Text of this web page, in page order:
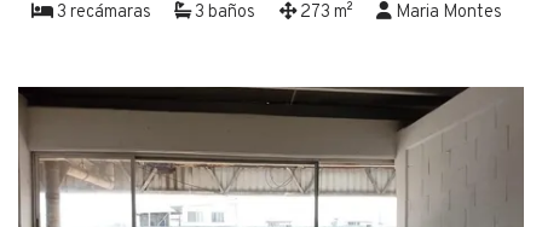
3 recámaras 3 baños 273 m² Maria Montes